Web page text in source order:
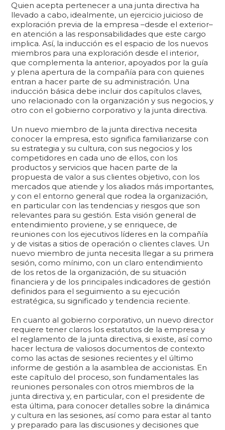
Quien acepta pertenecer a una junta directiva ha
llevado a cabo, idealmente, un ejercicio juicioso de
exploración previa de la empresa –desde el exterior–
en atención a las responsabilidades que este cargo
implica. Así, la inducción es el espacio de los nuevos
miembros para una exploración desde el interior,
que complementa la anterior, apoyados por la guía
y plena apertura de la compañía para con quienes
entran a hacer parte de su administración. Una
inducción básica debe incluir dos capítulos claves,
uno relacionado con la organización y sus negocios, y
otro con el gobierno corporativo y la junta directiva.
Un nuevo miembro de la junta directiva necesita
conocer la empresa, esto significa familiarizarse con
su estrategia y su cultura, con sus negocios y los
competidores en cada uno de ellos, con los
productos y servicios que hacen parte de la
propuesta de valor a sus clientes objetivo, con los
mercados que atiende y los aliados más importantes,
y con el entorno general que rodea la organización,
en particular con las tendencias y riesgos que son
relevantes para su gestión. Esta visión general de
entendimiento proviene, y se enriquece, de
reuniones con los ejecutivos líderes en la compañía
y de visitas a sitios de operación o clientes claves. Un
nuevo miembro de junta necesita llegar a su primera
sesión, como mínimo, con un claro entendimiento
de los retos de la organización, de su situación
financiera y de los principales indicadores de gestión
definidos para el seguimiento a su ejecución
estratégica, su significado y tendencia reciente.
En cuanto al gobierno corporativo, un nuevo director
requiere tener claros los estatutos de la empresa y
el reglamento de la junta directiva, si existe, así como
hacer lectura de valiosos documentos de contexto
como las actas de sesiones recientes y el último
informe de gestión a la asamblea de accionistas. En
este capítulo del proceso, son fundamentales las
reuniones personales con otros miembros de la
junta directiva y, en particular, con el presidente de
esta última, para conocer detalles sobre la dinámica
y cultura en las sesiones, así como para estar al tanto
y preparado para las discusiones y decisiones que